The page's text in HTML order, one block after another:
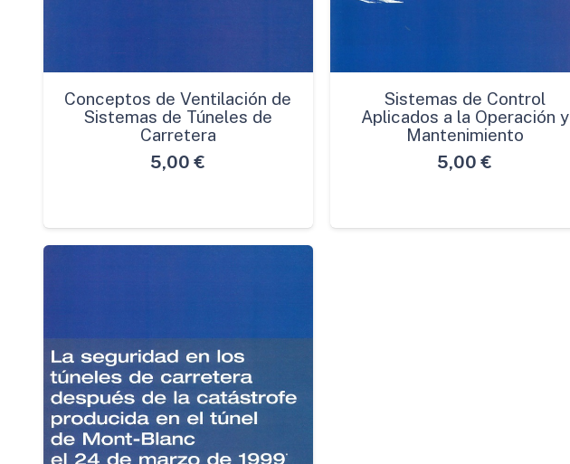
Conceptos de Ventilación de
Sistemas de Túneles de
Carretera
5,00 €
Sistemas de Control
Aplicados a la Operación y
Mantenimiento
5,00 €